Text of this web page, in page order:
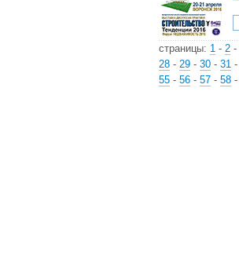
страницы: 1 - 2 -
28 - 29 - 30 - 31 -
55 - 56 - 57 - 58 -